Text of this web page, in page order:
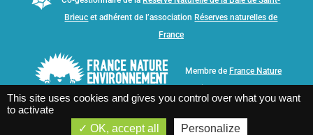
Brieuc et adhérent de l’association Réserves naturelles de
France
Membre de France Nature
This site uses cookies and gives you control over what you want
to activate
OK, accept all
Personalize